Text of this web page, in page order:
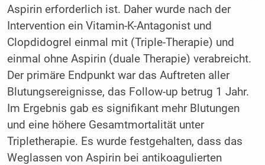
Aspirin erforderlich ist. Daher wurde nach der
Intervention ein Vitamin-K-Antagonist und
Clopdidogrel einmal mit (Triple-Therapie) und
einmal ohne Aspirin (duale Therapie) verabreicht.
Der primäre Endpunkt war das Auftreten aller
Blutungsereignisse, das Follow-up betrug 1 Jahr.
Im Ergebnis gab es signifikant mehr Blutungen
und eine höhere Gesamtmortalität unter
Tripletherapie. Es wurde festgehalten, dass das
Weglassen von Aspirin bei antikoagulierten